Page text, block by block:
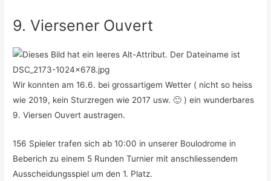
9. Viersener Ouvert
Wir konnten am 16.6. bei grossartigem Wetter ( nicht so heiss
wie 2019, kein Sturzregen wie 2017 usw. 🙂 ) ein wunderbares
9. Viersen Ouvert austragen.
156 Spieler trafen sich ab 10:00 in unserer Boulodrome in
Beberich zu einem 5 Runden Turnier mit anschliessendem
Ausscheidungsspiel um den 1. Platz.